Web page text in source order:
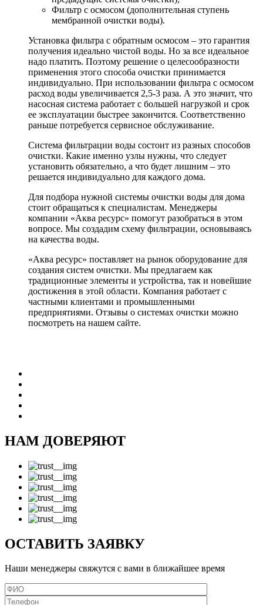
Фильтр с осмосом (дополнительная ступень
мембранной очистки воды).
Установка фильтра с обратным осмосом – это гарантия
получения идеально чистой воды. Но за все идеальное
надо платить. Поэтому решение о целесообразности
применения этого способа очистки принимается
индивидуально. При использовании фильтра с осмосом
расход воды увеличивается 2,5-3 раза. А это значит, что
насосная система работает с большей нагрузкой и срок
ее эксплуатации быстрее закончится. Соответственно
раньше потребуется сервисное обслуживание.
Система фильтрации воды состоит из разных способов
очистки. Какие именно узлы нужны, что следует
установить обязательно, а что будет лишним – это
решается индивидуально для каждого дома.
Для подбора нужной системы очистки воды для дома
стоит обращаться к специалистам. Менеджеры
компании «Аква ресурс» помогут разобраться в этом
вопросе. Мы создадим схему фильтрации, основываясь
на качества воды.
«Аква ресурс» поставляет на рынок оборудование для
создания систем очистки. Мы предлагаем как
традиционные элементы и устройства, так и новейшие
достижения в этой области. Компания работает с
частными клиентами и промышленными
предприятиями. Отзывы о системах очистки можно
посмотреть на нашем сайте.
НАМ ДОВЕРЯЮТ
ОСТАВИТЬ ЗАЯВКУ
Наши менеджеры свяжутся с вами в ближайшее время